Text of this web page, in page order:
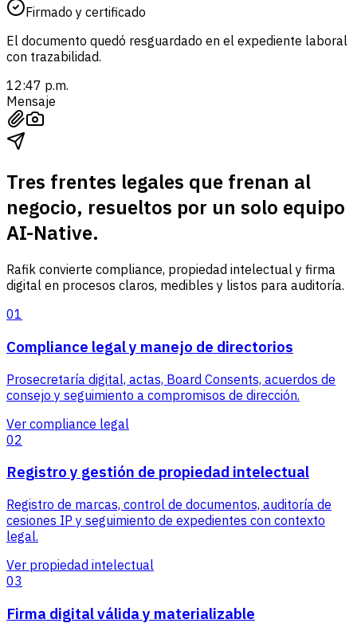
Firmado y certificado
El documento quedó resguardado en el expediente laboral
con trazabilidad.
12:47 p.m.
Mensaje
Tres frentes legales que frenan al
negocio, resueltos por un solo equipo
AI-Native.
Rafik convierte compliance, propiedad intelectual y firma
digital en procesos claros, medibles y listos para auditoría.
01
Compliance legal y manejo de directorios
Prosecretaría digital, actas, Board Consents, acuerdos de
consejo y seguimiento a compromisos de dirección.
Ver compliance legal
02
Registro y gestión de propiedad intelectual
Registro de marcas, control de documentos, auditoría de
cesiones IP y seguimiento de expedientes con contexto
legal.
Ver propiedad intelectual
03
Firma digital válida y materializable